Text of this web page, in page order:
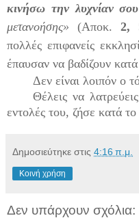
κινήσω την λυχνίαν
μετανοήσης»
(Αποκ. 2,
πολλές επιφανείς
έπαυσαν να βαδίζουν
Δεν είναι λοιπόν ο
Θέλεις να
εντολές του, ζήσε κατά
Δημοσιεύτηκε στις 4:16 π.μ.
Κοινή χρήση
Δεν υπάρχουν σχόλια: